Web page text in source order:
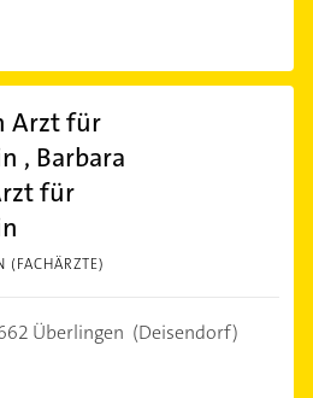
Arzt für
, Barbara
für
(FACHÄRZTE)
Überlingen (Deisendorf)